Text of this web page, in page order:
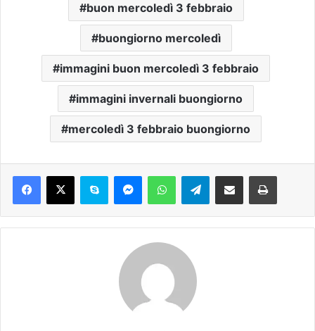
buon mercoledì 3 febbraio
buongiorno mercoledì
immagini buon mercoledì 3 febbraio
immagini invernali buongiorno
mercoledì 3 febbraio buongiorno